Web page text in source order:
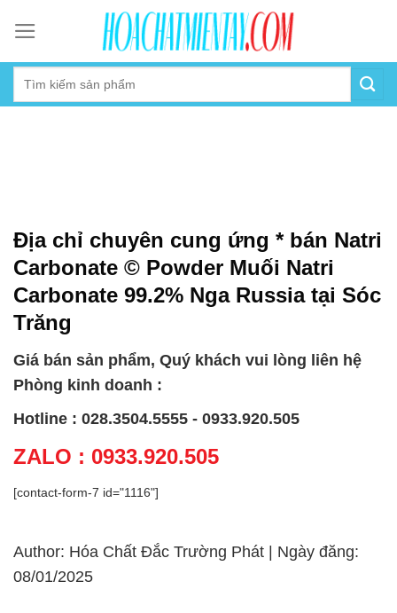
content
Địa chỉ chuyên cung ứng * bán Natri
Carbonate © Powder Muối Natri
Carbonate 99.2% Nga Russia tại Sóc
Trăng
Giá bán sản phẩm, Quý khách vui lòng liên hệ
Phòng kinh doanh :
Hotline : 028.3504.5555 - 0933.920.505
ZALO : 0933.920.505
[contact-form-7 id="1116"]
Author: Hóa Chất Đắc Trường Phát | Ngày đăng:
08/01/2025